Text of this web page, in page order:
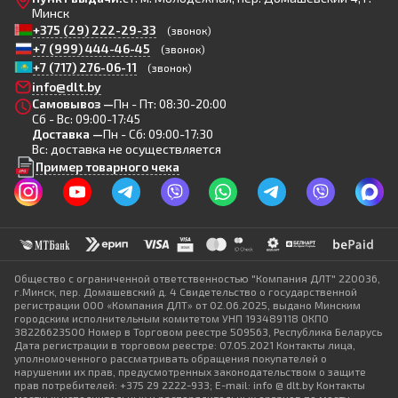
Минск
+375 (29) 222-29-33
(звонок)
+7 (999) 444-46-45 (звонок)
+7 (717) 276-06-11 (звонок)
info@dlt.by
Самовывоз —Пн - Пт: 08:30-20:00
Сб - Вс: 09:00-17:45
Доставка —Пн - Сб: 09:00-17:30
Вс: доставка не осуществляется
Пример товарного чека
Общество с ограниченной ответственностью "Компания ДЛТ" 220036,
г.Минск, пер. Домашевский д. 4 Свидетельство о государственной
регистрации ООО «Компания ДЛТ» от 02.06.2025, выдано Минским
городским исполнительным комитетом УНП 193489118 ОКПО
38226623500 Номер в Торговом реестре 509563, Республика Беларусь
Дата регистрации в торговом реестре: 07.05.2021 Контакты лица,
уполномоченного рассматривать обращения покупателей о
нарушении их прав, предусмотренных законодательством о защите
прав потребителей: +375 29 2222-933; E-mail: info @ dlt.by Контакты